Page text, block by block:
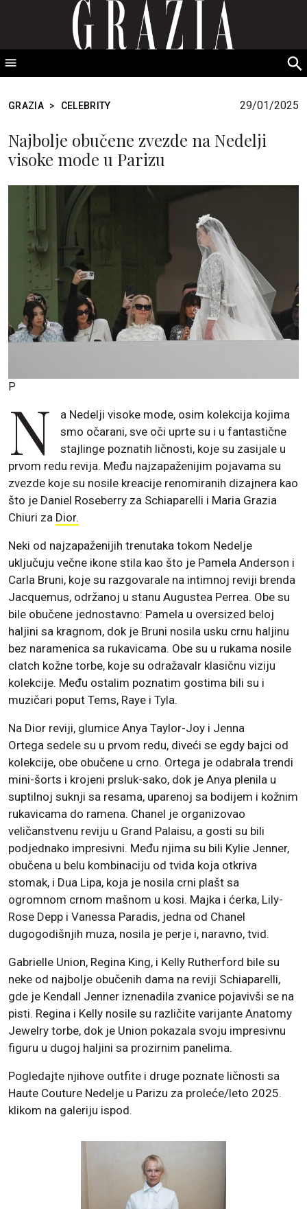
GRAZIA Srbija
GRAZIA > CELEBRITY 29/01/2025
Najbolje obučene zvezde na Nedelji
visoke mode u Parizu
P
N
a Nedelji visoke mode, osim kolekcija kojima
smo očarani, sve oči uprte su i u fantastične
stajlinge poznatih ličnosti, koje su zasijale u
prvom redu revija. Među najzapaženijim pojavama su
zvezde koje su nosile kreacije renomiranih dizajnera kao
što je Daniel Roseberry za Schiaparelli i Maria Grazia
Chiuri za Dior.
Neki od najzapaženijih trenutaka tokom Nedelje
uključuju večne ikone stila kao što je Pamela Anderson i
Carla Bruni, koje su razgovarale na intimnoj reviji brenda
Jacquemus, održanoj u stanu Augustea Perrea. Obe su
bile obučene jednostavno: Pamela u oversized beloj
haljini sa kragnom, dok je Bruni nosila usku crnu haljinu
bez naramenica sa rukavicama. Obe su u rukama nosile
clatch kožne torbe, koje su odražavalr klasičnu viziju
kolekcije. Među ostalim poznatim gostima bili su i
muzičari poput Tems, Raye i Tyla.
Na Dior reviji, glumice Anya Taylor-Joy i Jenna
Ortega sedele su u prvom redu, diveći se egdy bajci od
kolekcije, obe obučene u crno. Ortega je odabrala trendi
mini-šorts i krojeni prsluk-sako, dok je Anya plenila u
suptilnoj suknji sa resama, uparenoj sa bodijem i kožnim
rukavicama do ramena. Chanel je organizovao
veličanstvenu reviju u Grand Palaisu, a gosti su bili
podjednako impresivni. Među njima su bili Kylie Jenner,
obučena u belu kombinaciju od tvida koja otkriva
stomak, i Dua Lipa, koja je nosila crni plašt sa
ogromnom crnom mašnom u kosi. Majka i ćerka, Lily-
Rose Depp i Vanessa Paradis, jedna od Chanel
dugogodišnjih muza, nosila je perje i, naravno, tvid.
Gabrielle Union, Regina King, i Kelly Rutherford bile su
neke od najbolje obučenih dama na reviji Schiaparelli,
gde je Kendall Jenner iznenadila zvanice pojavivši se na
pisti. Regina i Kelly nosile su različite varijante Anatomy
Jewelry torbe, dok je Union pokazala svoju impresivnu
figuru u dugoj haljini sa prozirnim panelima.
Pogledajte njihove outfite i druge poznate ličnosti sa
Haute Couture Nedelje u Parizu za proleće/leto 2025.
klikom na galeriju ispod.